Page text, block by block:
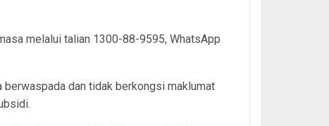
melalui talian 1300-88-9595, WhatsApp
dan tidak berkongsi maklumat